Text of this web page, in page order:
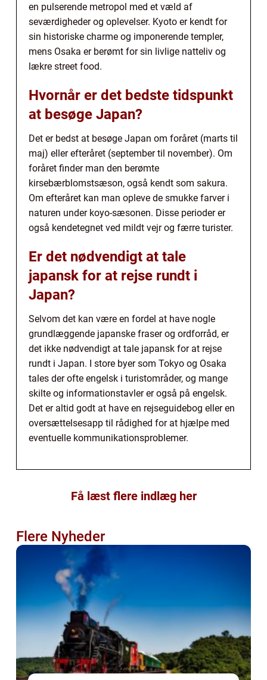
en pulserende metropol med et væld af
seværdigheder og oplevelser. Kyoto er kendt for
sin historiske charme og imponerende templer,
mens Osaka er berømt for sin livlige natteliv og
lækre street food.
Hvornår er det bedste tidspunkt
at besøge Japan?
Det er bedst at besøge Japan om foråret (marts til
maj) eller efteråret (september til november). Om
foråret finder man den berømte
kirsebærblomstsæson, også kendt som sakura.
Om efteråret kan man opleve de smukke farver i
naturen under koyo-sæsonen. Disse perioder er
også kendetegnet ved mildt vejr og færre turister.
Er det nødvendigt at tale
japansk for at rejse rundt i
Japan?
Selvom det kan være en fordel at have nogle
grundlæggende japanske fraser og ordforråd, er
det ikke nødvendigt at tale japansk for at rejse
rundt i Japan. I store byer som Tokyo og Osaka
tales der ofte engelsk i turistområder, og mange
skilte og informationstavler er også på engelsk.
Det er altid godt at have en rejseguidebog eller en
oversættelsesapp til rådighed for at hjælpe med
eventuelle kommunikationsproblemer.
Få læst flere indlæg her
Flere Nyheder